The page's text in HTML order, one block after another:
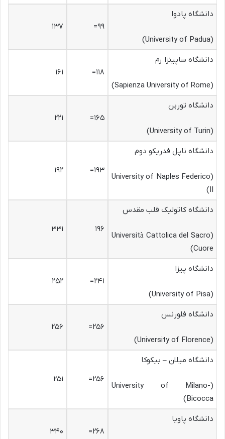
دانشگاه پادوا
(University of Padua)
۹۹= ۱۳۷
دانشگاه ساپینزا رم
(Sapienza University of Rome)
۱۱۸= ۱۶۱
دانشگاه تورین
(University of Turin)
۱۶۵= ۲۲۱
دانشگاه ناپل فدریکو دوم
(University of Naples Federico
II)
۱۹۳= ۱۹۲
دانشگاه کاتولیک قلب مقدس
(Università Cattolica del Sacro
Cuore)
۱۹۶ ۳۳۱
دانشگاه پیزا
(University of Pisa)
۲۴۱= ۲۵۲
دانشگاه فلورنس
(University of Florence)
۲۵۶= ۲۵۶
دانشگاه میلان – بیکوکا
(University of Milano-
Bicocca)
۲۵۶= ۲۵۱
دانشگاه پاویا
۲۶۸= ۳۴۰